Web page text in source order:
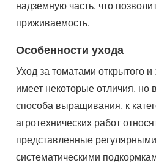
надземную часть, что
приживаемость.
Особенности ухода
Уход за томатами открытого
имеет некоторые отличия, но
способа выращивания, к
агротехнических работ
представленные
систематическими